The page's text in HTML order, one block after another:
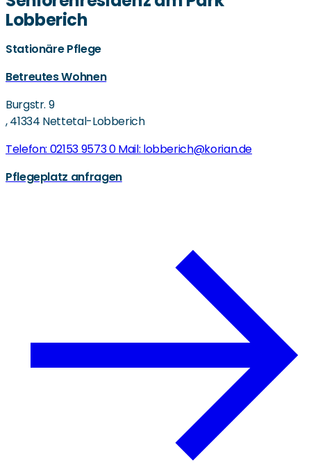
Lobberich
Stationäre Pflege
Betreutes Wohnen
Burgstr. 9
,41334 Nettetal-Lobberich
Telefon: 02153 9573 0Mail: lobberich@korian.de
Pflegeplatz anfragen